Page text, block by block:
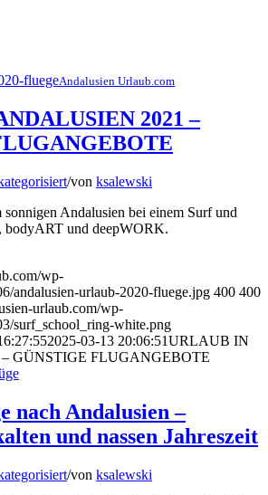
Andalusien Urlaub.com
2021 –
/von ksalewski
sonnigen Andalusien bei einem Surf und
bodyART und deepWORK.
wp-
andalusien-urlaub-2020-fluege.jpg 400 400
urlaub.com/wp-
surf_school_ring-white.png
2025-03-13 20:06:51URLAUB IN
GÜNSTIGE FLUGANGEBOTE
nach Andalusien –
und nassen Jahreszeit
/von ksalewski